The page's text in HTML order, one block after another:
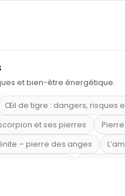
et bien-être énergétique.
Œil de tigre : dangers, risques
et ses pierres
– pierre des anges